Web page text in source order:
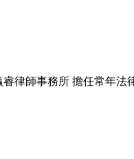
睿律師事務所 擔任常年法